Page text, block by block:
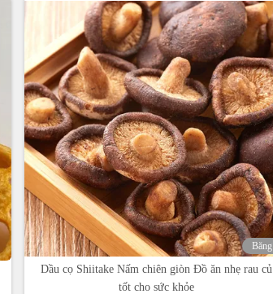
Băng
hình
Dầu cọ Shiitake Nấm chiên giòn Đồ ăn nhẹ rau củ
tốt cho sức khỏe